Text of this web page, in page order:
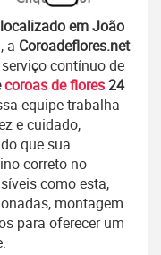
em João
, a Coroadeflores.net
contínuo de
coroas de flores24
equipe trabalha
e cuidado,
que sua
correto no
como esta,
montagem
para oferecer um